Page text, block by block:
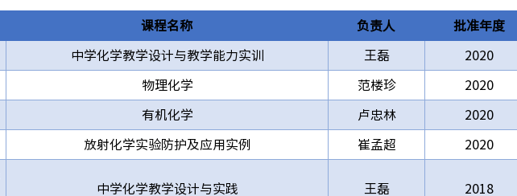
课程名称 负责人 批准年度
中学化学教学设计与教学能力实训 王磊 2020
物理化学 范楼珍 2020
有机化学 卢忠林 2020
放射化学实验防护及应用实例 崔孟超 2020
中学化学教学设计与实践 王磊 2018